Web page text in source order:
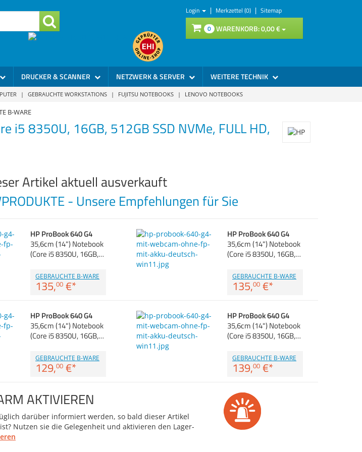
Login | Merkzettel (0) | Sitemap
0 WARENKORB:0,00€
DRUCKER & SCANNER NETZWERK & SERVER WEITERE TECHNIK
| GEBRAUCHTE WORKSTATIONS | FUJITSU NOTEBOOKS | LENOVO NOTEBOOKS
B-WARE
i5 8350U, 16GB, 512GB SSD NVMe, FULL HD,
Artikel aktuell ausverkauft
- Unsere Empfehlungen für Sie
HP ProBook 640 G4
35,6cm (14") Notebook
(Core i5 8350U, 16GB,…
GEBRAUCHTE B-WARE
135,00 €*
HP ProBook 640 G4
35,6cm (14") Notebook
(Core i5 8350U, 16GB,…
GEBRAUCHTE B-WARE
135,00 €*
HP ProBook 640 G4
35,6cm (14") Notebook
(Core i5 8350U, 16GB,…
GEBRAUCHTE B-WARE
129,00 €*
HP ProBook 640 G4
35,6cm (14") Notebook
(Core i5 8350U, 16GB,…
GEBRAUCHTE B-WARE
139,00 €*
AKTIVIEREN
darüber informiert werden, so bald dieser Artikel
Nutzen sie die Gelegenheit und aktivieren den Lager-